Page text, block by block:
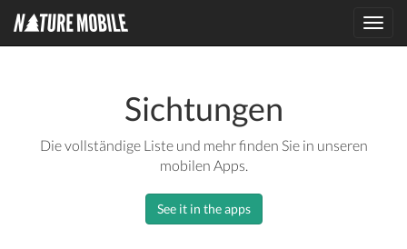
Sichtungen
Die vollständige Liste und mehr finden Sie in unseren
mobilen Apps.
See it in the apps